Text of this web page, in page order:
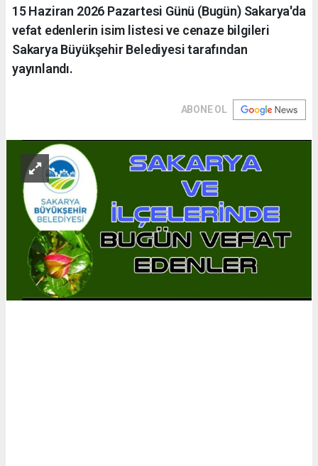
15 Haziran 2026 Pazartesi Günü (Bugün) Sakarya'da
vefat edenlerin isim listesi ve cenaze bilgileri
Sakarya Büyükşehir Belediyesi tarafından
yayınlandı.
ABONE OL